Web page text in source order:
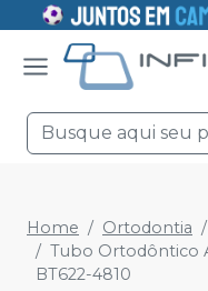
Home Ortodontia
Tubo Ortodôntico
BT622-4810